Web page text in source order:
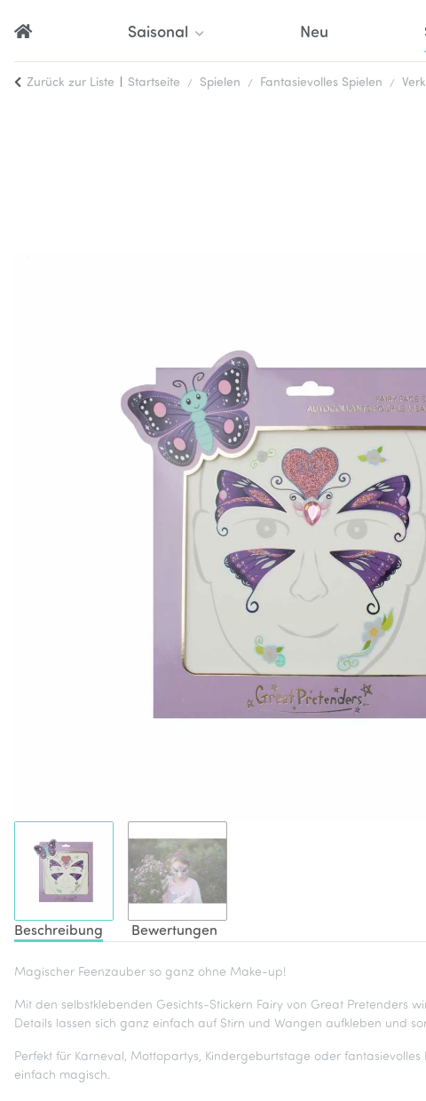
Saisonal Neu
Zurück zur Liste Startseite Spielen Fantasievolles Spielen
Beschreibung Bewertungen
Magischer Feenzauber so ganz ohne Make-up!
Mit den selbstklebenden Gesichts-Stickern Fairy von Great Pretenders
Details lassen sich ganz einfach auf Stirn und Wangen aufkleben und
Perfekt für Karneval, Mottopartys, Kindergeburtstage oder
einfach magisch.